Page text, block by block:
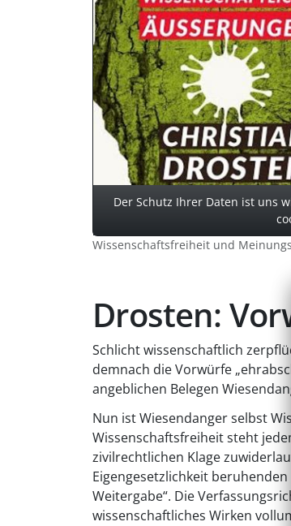
Der Schutz Ihrer Daten ist uns
Wissenschaftsfreiheit und
Drosten:
Schlicht wissenschaftlich
demnach die Vorwürfe
angeblichen Belegen
Nun ist Wiesendanger selbst
Wissenschaftsfreiheit steht
zivilrechtlichen Klage
Eigengesetzlichkeit
Weitergabe“. Die
wissenschaftliches Wirken